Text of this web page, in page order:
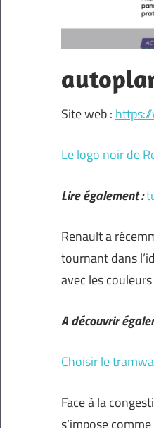
Site web :
Le logo noir de
Lire également :
Renault a
tournant dans
avec les
A découvrir
Choisir le
Face à la